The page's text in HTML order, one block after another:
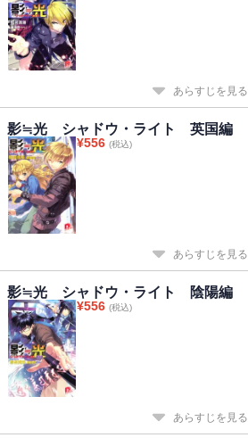
あらすじを見る
影≒光 シャドウ・ライト 英国編
¥556 (税込)
あらすじを見る
影≒光 シャドウ・ライト 陰陽編
¥556 (税込)
あらすじを見る